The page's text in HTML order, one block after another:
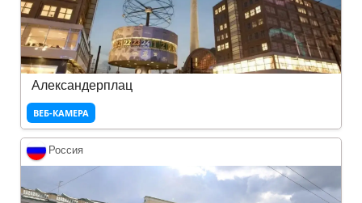
Александерплац
ВЕБ-КАМЕРА
Россия